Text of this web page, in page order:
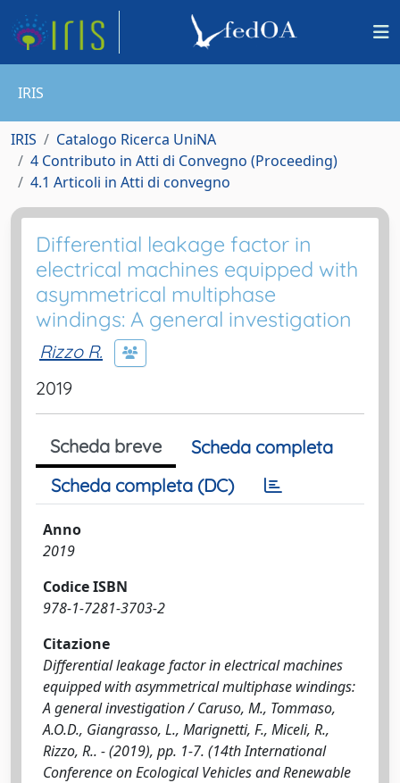
IRIS
IRIS
Catalogo Ricerca UniNA
4 Contributo in Atti di Convegno (Proceeding)
4.1 Articoli in Atti di convegno
Differential leakage factor in
electrical machines equipped with
asymmetrical multiphase
windings: A general investigation
Rizzo R.
2019
Scheda breve
Scheda completa
Scheda completa (DC)
Anno
2019
Codice ISBN
978-1-7281-3703-2
Citazione
Differential leakage factor in electrical machines
equipped with asymmetrical multiphase windings:
A general investigation / Caruso, M., Tommaso,
A.O.D., Giangrasso, L., Marignetti, F., Miceli, R.,
Rizzo, R.. - (2019), pp. 1-7. (14th International
Conference on Ecological Vehicles and Renewable